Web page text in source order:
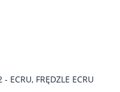
ECRU, FRĘDZLE ECRU